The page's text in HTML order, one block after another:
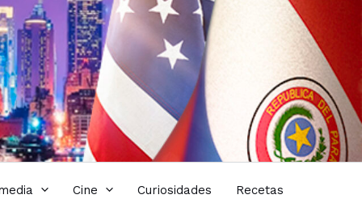
Cine Curiosidades Recetas